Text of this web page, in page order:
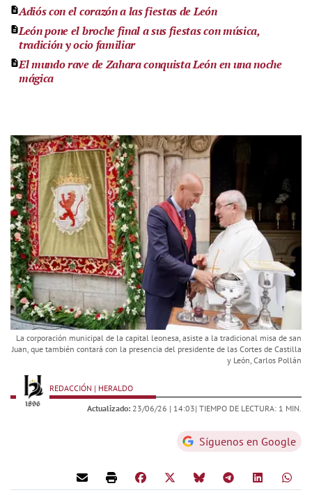
Adiós con el corazón a las fiestas de León
León pone el broche final a sus fiestas con música,
tradición y ocio familiar
El mundo rave de Zahara conquista León en una noche
mágica
La corporación municipal de la capital leonesa, asiste a la tradicional misa de san
Juan, que también contará con la presencia del presidente de las Cortes de Castilla
y León, Carlos Pollán
REDACCIÓN | HERALDO
Actualizado: 23/06/26 | 14:03| TIEMPO DE LECTURA: 1 MIN.
Síguenos en Google